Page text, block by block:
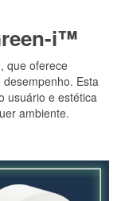
i™
que oferece
Esta
usuário e estética
ambiente.